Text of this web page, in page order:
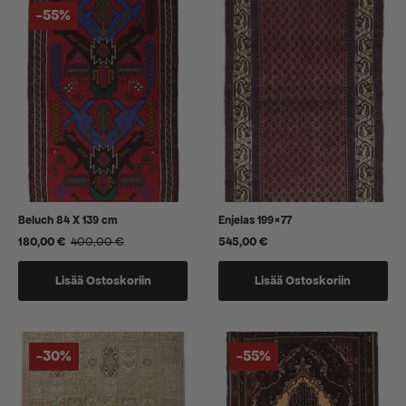
-55%
Beluch 84 X 139 cm
400,00€
Alkuperäinen
hinta
180,00€
Nykyinen
hinta
Lisää Ostoskoriin
Enjelas 199×77
545,00€
Lisää Ostoskoriin
-30% -55%